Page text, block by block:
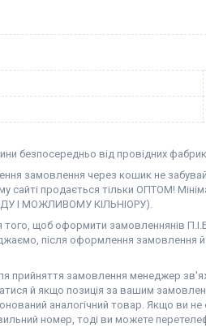
безпосередньо від провідних фабрик.
замовлення через кошик не
сайті продається тільки ОПТОМ!
І МОЖЛИВОМУ КІЛЬНІОРУ).
щоб оформити замовленнянів
після оформлення замовлення
замовлення менеджер
й якщо позиція за вашим
аналогічний товар. Якщо ви
номер, тоді ви можете